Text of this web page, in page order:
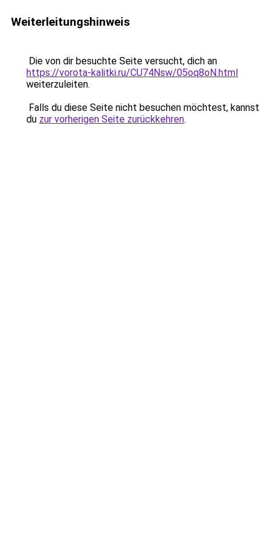
Weiterleitungshinweis
Die von dir besuchte Seite versucht, dich an
https://vorota-kalitki.ru/CU74Nsw/05oq8oN.html
weiterzuleiten.
Falls du diese Seite nicht besuchen möchtest, kannst
du zur vorherigen Seite zurückkehren.